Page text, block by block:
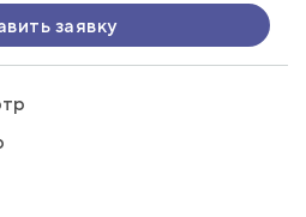
заявку